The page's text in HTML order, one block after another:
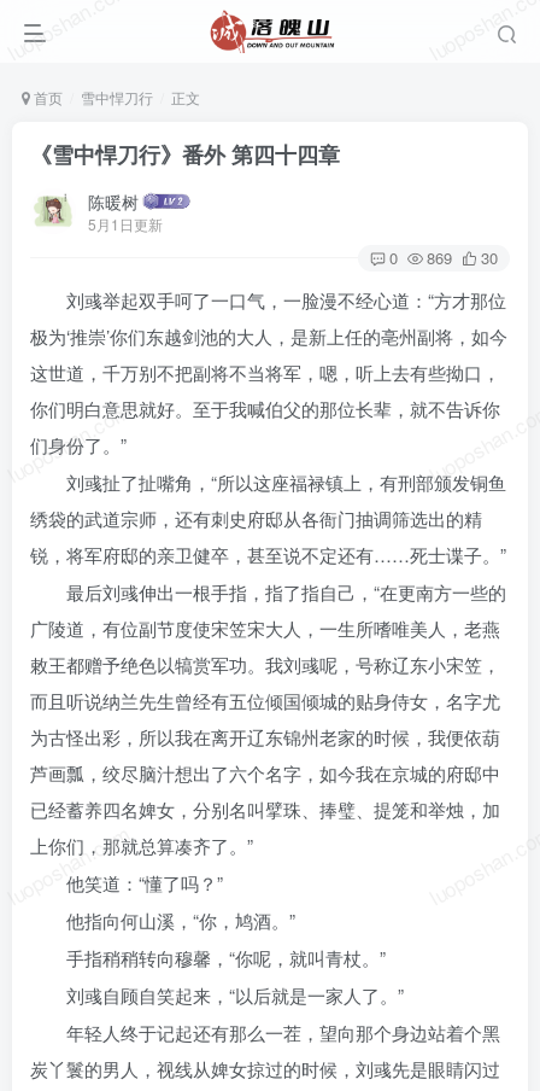
首页 雪中悍刀行 正文
《雪中悍刀行》番外 第四十四章
陈暖树
5月1日更新
0 869 30
luoposhan.com
luoposhan.com
luoposhan.com
刘彧举起双手呵了一口气，一脸漫不经心道：“方才那位
极为‘推崇’你们东越剑池的大人，是新上任的亳州副将，如今
这世道，千万别不把副将不当将军，嗯，听上去有些拗口，
你们明白意思就好。至于我喊伯父的那位长辈，就不告诉你
们身份了。”
刘彧扯了扯嘴角，“所以这座福禄镇上，有刑部颁发铜鱼
绣袋的武道宗师，还有刺史府邸从各衙门抽调筛选出的精
锐，将军府邸的亲卫健卒，甚至说不定还有……死士谍子。”
最后刘彧伸出一根手指，指了指自己，“在更南方一些的
广陵道，有位副节度使宋笠宋大人，一生所嗜唯美人，老燕
敕王都赠予绝色以犒赏军功。我刘彧呢，号称辽东小宋笠，
而且听说纳兰先生曾经有五位倾国倾城的贴身侍女，名字尤
为古怪出彩，所以我在离开辽东锦州老家的时候，我便依葫
芦画瓢，绞尽脑汁想出了六个名字，如今我在京城的府邸中
已经蓄养四名婢女，分别名叫擘珠、捧璧、提笼和举烛，加
上你们，那就总算凑齐了。”
他笑道：“懂了吗？”
他指向何山溪，“你，鸠酒。”
手指稍稍转向穆馨，“你呢，就叫青杖。”
刘彧自顾自笑起来，“以后就是一家人了。”
年轻人终于记起还有那么一茬，望向那个身边站着个黑
炭丫鬟的男人，视线从婢女掠过的时候，刘彧先是眼睛闪过